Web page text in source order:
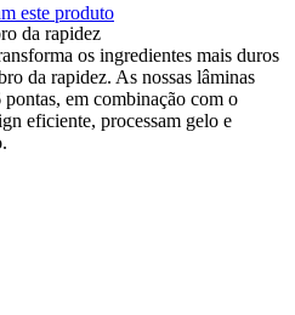
este produto
da rapidez
os ingredientes mais duros
da rapidez. As nossas lâminas
em combinação com o
eficiente, processam gelo e